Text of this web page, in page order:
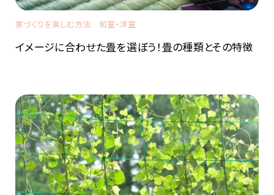
家づくりを楽しむ方法 和室・洋室
イメージに合わせた畳を選ぼう！畳の種類とその特徴